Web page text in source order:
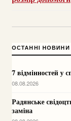
ОСТАННІ НОВИНИ
7 відмінностей у
08.08.2026
Радянське
заміна